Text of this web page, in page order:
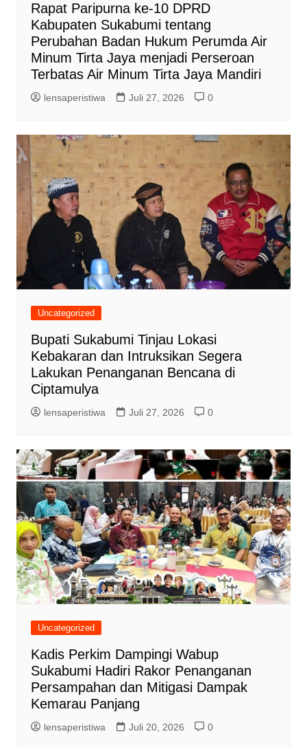
Rapat Paripurna ke-10 DPRD
Kabupaten Sukabumi tentang
Perubahan Badan Hukum Perumda Air
Minum Tirta Jaya menjadi Perseroan
Terbatas Air Minum Tirta Jaya Mandiri
lensaperistiwa Juli 27, 2026 0
Uncategorized
Bupati Sukabumi Tinjau Lokasi
Kebakaran dan Intruksikan Segera
Lakukan Penanganan Bencana di
Ciptamulya
lensaperistiwa Juli 27, 2026 0
Uncategorized
Kadis Perkim Dampingi Wabup
Sukabumi Hadiri Rakor Penanganan
Persampahan dan Mitigasi Dampak
Kemarau Panjang
lensaperistiwa Juli 20, 2026 0